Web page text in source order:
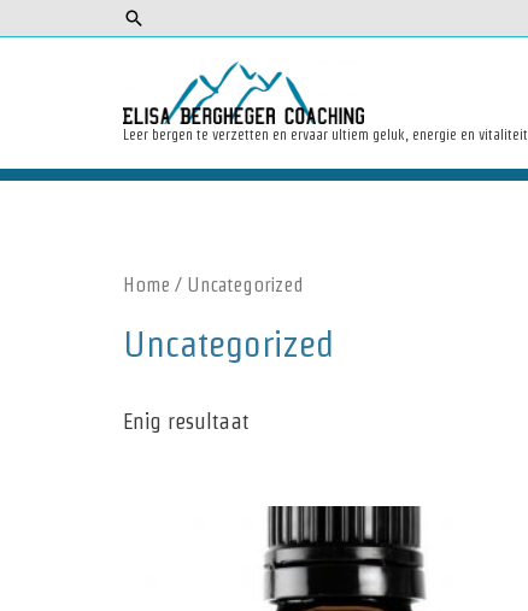
Zoeken
Leer bergen te verzetten en ervaar ultiem geluk, energie en vitaliteit
Home / Uncategorized
Uncategorized
Enig resultaat